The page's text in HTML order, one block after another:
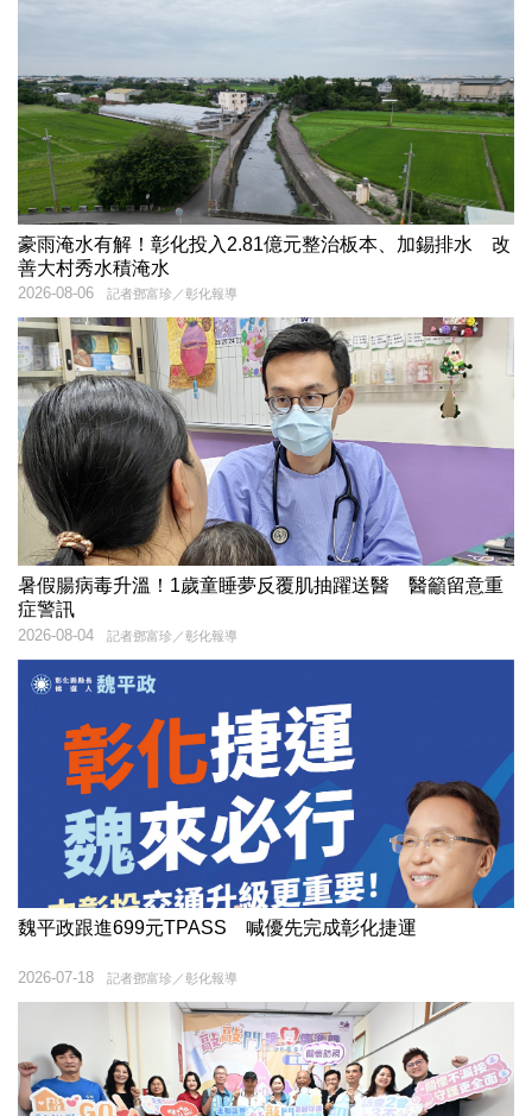
豪雨淹水有解！彰化投入2.81億元整治板本、加錫排水 改
善大村秀水積淹水
記者鄧富珍／彰化報導
2026-08-06
暑假腸病毒升溫！1歲童睡夢反覆肌抽躍送醫 醫籲留意重
症警訊
記者鄧富珍／彰化報導
2026-08-04
魏平政跟進699元TPASS 喊優先完成彰化捷運
記者鄧富珍／彰化報導
2026-07-18